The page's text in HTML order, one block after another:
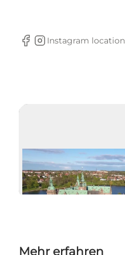
Facebook
Instagram
Instagram location
Mehr erfahren